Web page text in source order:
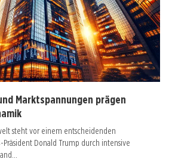
Marktspannungen prägen
steht vor einem entscheidenden
Donald Trump durch intensive